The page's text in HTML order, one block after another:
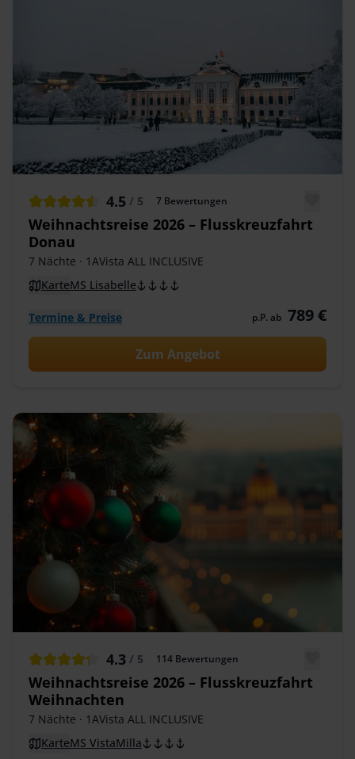
4.5 / 5 7 Bewertungen
Weihnachtsreise 2026 – Flusskreuzfahrt
Donau
7 Nächte · 1AVista ALL INCLUSIVE
KarteMS Lisabelle
Termine & Preise p.P. ab 789 €
Zum Angebot
4.3 / 5 114 Bewertungen
Weihnachtsreise 2026 – Flusskreuzfahrt
Weihnachten
7 Nächte · 1AVista ALL INCLUSIVE
KarteMS VistaMilla